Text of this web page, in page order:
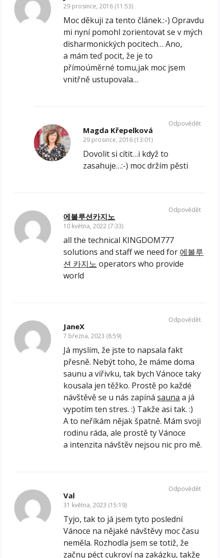
29 prosince, 2016 (11:53)
Moc děkuji za tento článek.:-) Opravdu
mi nyní pomohl zorientovat se v mých
disharmonických pocitech… Ano,
a mám teď pocit, že je to
přímoúměrné tomu,jak moc jsem
vnitřně ustupovala…
Magda Křepelková
29 prosince, 2016 (13:01)
Dovolit si cítit…i když to
zasahuje…:-) moc držím pěsti
Odpovědět
에볼루션카지노
10 května, 2022 (7:33)
all the technical KINGDOM777
solutions and staff we need for 에볼루
션 카지노 operators who provide
world
Odpovědět
JaneX
7 března, 2023 (8:59)
Já myslím, že jste to napsala fakt
přesně. Nebýt toho, že máme doma
saunu a vířivku, tak bych Vánoce taky
kousala jen těžko. Prostě po každé
návštěvě se u nás zapínásauna a já
vypotím ten stres. :) Takže asi tak. :)
A to neříkám nějak špatně. Mám svoji
rodinu ráda, ale prostě ty Vánoce
a intenzita návštěv nejsou nic pro mě.
Odpovědět
Val
31 května, 2023 (15:19)
Tyjo, tak to já jsem tyto poslední
Vánoce na nějaké návštěvy moc času
neměla. Rozhodla jsem se totiž, že
začnu péct cukroví na zakázku, takže
Odpovědět